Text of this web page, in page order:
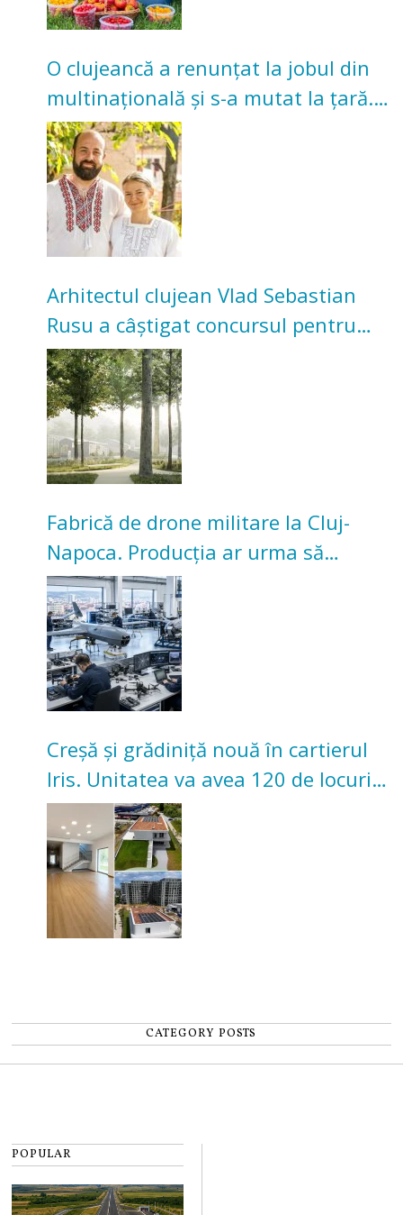
O clujeancă a renunțat la jobul din
multinațională și s-a mutat la țară.
Acum cultivă legume în grădina
bunicilor
Arhitectul clujean Vlad Sebastian
Rusu a câștigat concursul pentru
transformarea Grădinii Casei
Universitarilor
Fabrică de drone militare la Cluj-
Napoca. Producția ar urma să
înceapă în toamna acestui an
Creșă și grădiniță nouă în cartierul
Iris. Unitatea va avea 120 de locuri
pentru copii
CATEGORY POSTS
POPULAR